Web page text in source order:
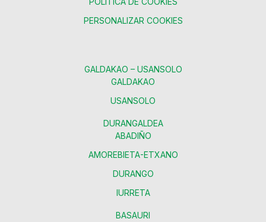
PERSONALIZAR COOKIES
GALDAKAO – USANSOLO
GALDAKAO
USANSOLO
DURANGALDEA
ABADIÑO
AMOREBIETA-ETXANO
DURANGO
IURRETA
BASAURI